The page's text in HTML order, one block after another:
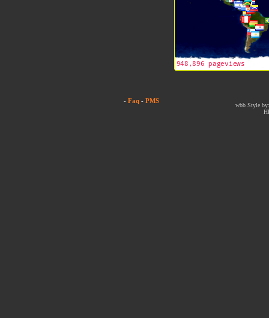
- Faq - PMS
wbb Style